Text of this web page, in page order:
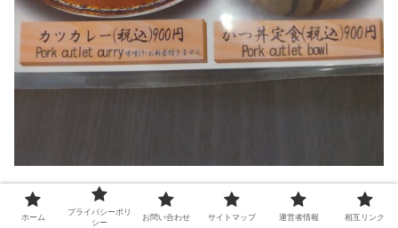
おすすめメニューの裏側。
ホーム
プライバシーポリ
シー
お問い合わせ サイトマップ 運営者情報 相互リンク